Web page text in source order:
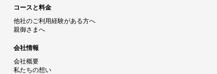
コースと料金
他社のご利用経験がある方へ
親御さまへ
会社情報
会社概要
私たちの想い